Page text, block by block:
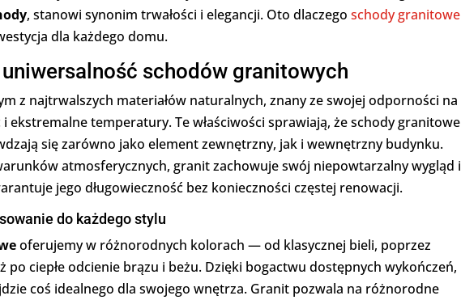
, stanowi synonim trwałości i elegancji. Oto dlaczegoschody granitowe
dla każdego domu.
uniwersalność schodów granitowych
z najtrwalszych materiałów naturalnych, znany ze swojej odporności na
ekstremalne temperatury. Te właściwości sprawiają, że schody granitowe
się zarówno jako element zewnętrzny, jak i wewnętrzny budynku.
atmosferycznych, granit zachowuje swój niepowtarzalny wygląd i
jego długowieczność bez konieczności częstej renowacji.
do każdego stylu
oferujemy w różnorodnych kolorach — od klasycznej bieli, poprzez
po ciepłe odcienie brązu i beżu. Dzięki bogactwu dostępnych wykończeń,
coś idealnego dla swojego wnętrza. Granit pozwala na różnorodne